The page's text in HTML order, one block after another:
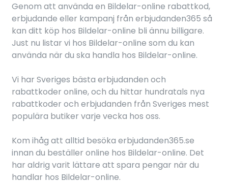
Genom att använda en Bildelar-online rabattkod,
erbjudande eller kampanj från erbjudanden365 så
kan ditt köp hos Bildelar-online bli ännu billigare.
Just nu listar vi hos Bildelar-online som du kan
använda när du ska handla hos Bildelar-online.
Vi har Sveriges bästa erbjudanden och
rabattkoder online, och du hittar hundratals nya
rabattkoder och erbjudanden från Sveriges mest
populära butiker varje vecka hos oss.
Kom ihåg att alltid besöka erbjudanden365.se
innan du beställer online hos Bildelar-online. Det
har aldrig varit lättare att spara pengar när du
handlar hos Bildelar-online.